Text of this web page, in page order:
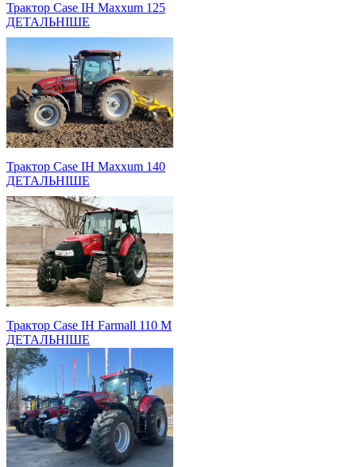
Трактор Case IH Maxxum 125
ДЕТАЛЬНІШЕ
Трактор Case IH Maxxum 140
ДЕТАЛЬНІШЕ
Трактор Case IH Farmall 110 M
ДЕТАЛЬНІШЕ